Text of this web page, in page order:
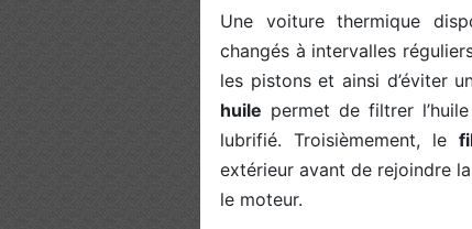
Une voiture thermique
changés à intervalles
les pistons et ainsi d’éviter
huile permet de filtrer
lubrifié. Troisièmement, le
extérieur avant de rejoindre
le moteur.